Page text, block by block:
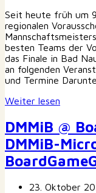
Seit heute früh um
regionalen
besten Teams der
das Finale in Bad
an folgenden
und Termine
Weiter lesen
DMMiB @
DMMiB-
23. Oktober